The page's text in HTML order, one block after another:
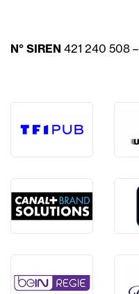
N° SIREN 421 240 508 –